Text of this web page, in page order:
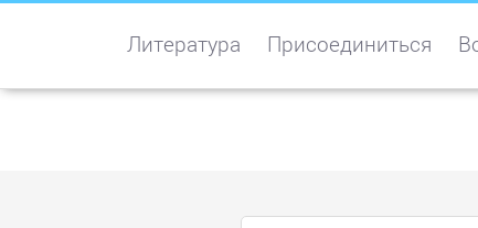
Литература Присоединиться